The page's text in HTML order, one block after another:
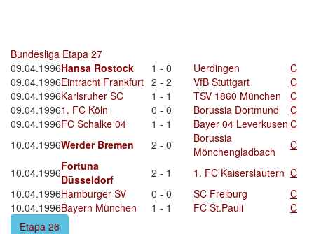
Bundesliga Etapa 27
09.04.1996Hansa Rostock 1 - 0 Uerdingen
C
09.04.1996Eintracht Frankfurt 2 - 2 VfB Stuttgart
C
09.04.1996Karlsruher SC 1 - 1 TSV 1860 München
C
09.04.19961. FC Köln 0 - 0 Borussia Dortmund
C
09.04.1996FC Schalke 04 1 - 1 Bayer 04 Leverkusen C
10.04.1996Werder Bremen 2 - 0
Borussia
Mönchengladbach
C
10.04.1996Fortuna
Düsseldorf
2 - 1 1. FC Kaiserslautern C
10.04.1996Hamburger SV 0 - 0 SC Freiburg
C
10.04.1996Bayern München 1 - 1 FC St.Pauli
C
Etapa 26